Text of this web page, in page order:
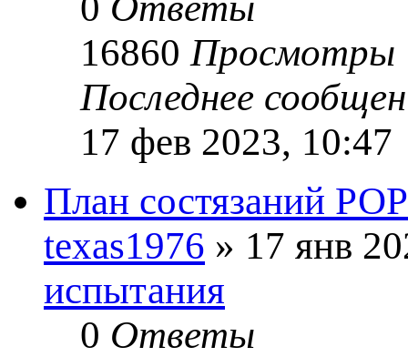
16860 Просмотры
Последнее
17 фев 2023, 10:47
План состязаний
texas1976 » 17 янв
испытания
0 Ответы